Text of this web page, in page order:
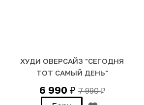
ХУДИ ОВЕРСАЙЗ "СЕГОДНЯ
ТОТ САМЫЙ ДЕНЬ"
6 990 ₽ 7 990₽